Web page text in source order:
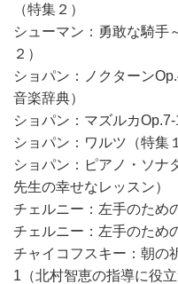
（特集２）
シューマン：勇敢な騎手
２）
ショパン：ノクターン
音楽辞典）
ショパン：マズルカOp.7-
ショパン：ワルツ（特集
ショパン：ピアノ・ソナ
先生の幸せなレッスン）
チェルニー：左手のため
チェルニー：左手のため
チャイコフスキー：朝の
1（北村智恵の指導に役立